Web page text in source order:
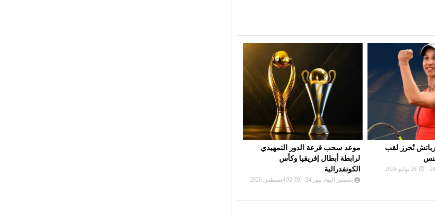
الدور التمهيدي
وكأس
بي أس جي يزاحم ريال مدريد في
صفقة ديوماندي
شمس اليوم نيوز 24